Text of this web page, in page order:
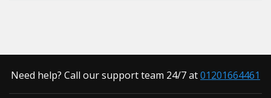
Need help? Call our support team 24/7 at01201664461